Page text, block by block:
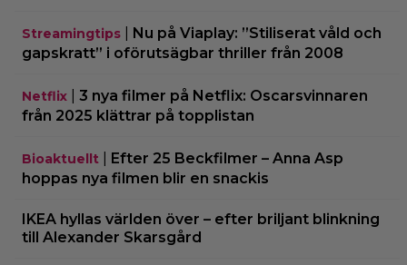
Streamingtips
Nu på Viaplay: ”Stiliserat våld och
gapskratt” i oförutsägbar thriller från 2008
Netflix
3 nya filmer på Netflix: Oscarsvinnaren
från 2025 klättrar på topplistan
Bioaktuellt
Efter 25 Beckfilmer – Anna Asp
hoppas nya filmen blir en snackis
IKEA hyllas världen över – efter briljant blinkning
till Alexander Skarsgård